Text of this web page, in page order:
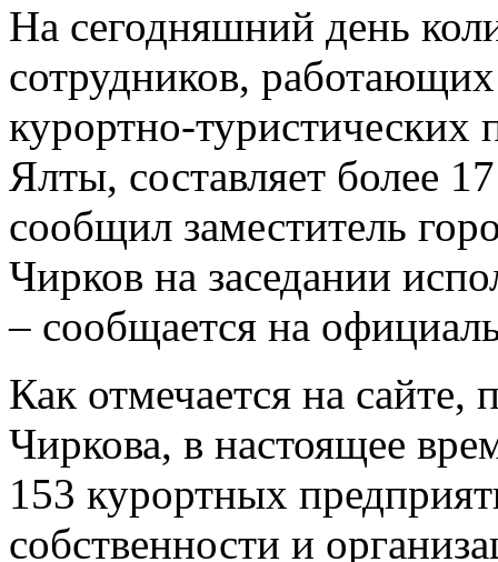
На сегодняшний день
сотрудников,
курортно-туристических
Ялты, составляет более
сообщил заместитель
Чирков на заседании
– сообщается на
Как отмечается на сайте,
Чиркова, в настоящее
153 курортных
собственности и